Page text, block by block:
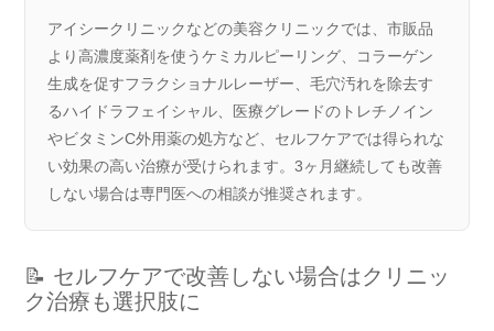
アイシークリニックなどの美容クリニックでは、市販品
より高濃度薬剤を使うケミカルピーリング、コラーゲン
生成を促すフラクショナルレーザー、毛穴汚れを除去す
るハイドラフェイシャル、医療グレードのトレチノイン
やビタミンC外用薬の処方など、セルフケアでは得られな
い効果の高い治療が受けられます。3ヶ月継続しても改善
しない場合は専門医への相談が推奨されます。
📝 セルフケアで改善しない場合はクリニッ
ク治療も選択肢に